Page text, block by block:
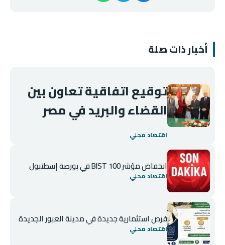
أخبار ذات صلة
توقيع اتفاقية تعاون بين
القضاء والبريد في مصر
اقتصاد محلي
انخفاض مؤشر BIST 100 في بورصة إسطنبول
اقتصاد محلي
فرص استثمارية جديدة في مدينة العبور الجديدة
اقتصاد محلي